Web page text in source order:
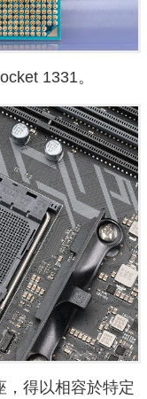
1331。
得以相容於特定